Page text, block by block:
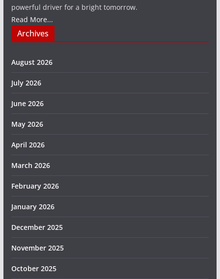
powerful driver for a bright tomorrow.
Read More...
Archives
August 2026
July 2026
June 2026
May 2026
April 2026
March 2026
February 2026
January 2026
December 2025
November 2025
October 2025